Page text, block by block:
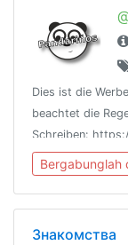
Dies ist die
beachtet die
Schreiben:
dort nicht
Bergabunglah
Знакомства